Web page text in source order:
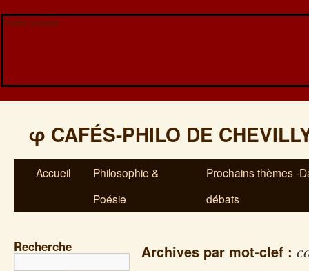
Veuillez patienter...
φ CAFÉS-PHILO DE
Accueil
Philosophie &
Poésie
Prochains thèmes -
débats
Recherche Archives par mot-clef :